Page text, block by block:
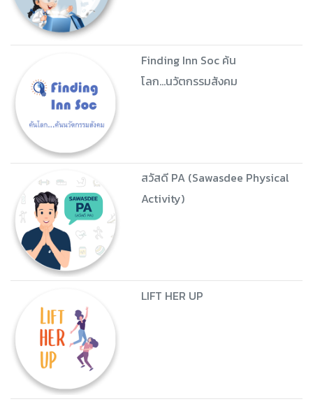
Finding Inn Soc ค้น
โลก...นวัตกรรมสังคม
สวัสดี PA (Sawasdee Physical
Activity)
LIFT HER UP